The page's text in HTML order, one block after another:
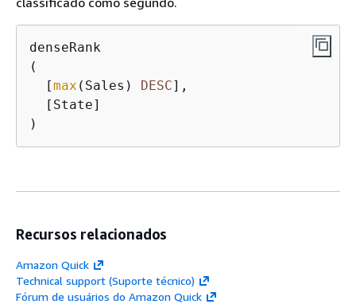
denseRank
(
  [
max (Sales) DESC],
  [State]
)
Recursos relacionados
Amazon Quick
Technical support (Suporte técnico)
Fórum de usuários do Amazon Quick